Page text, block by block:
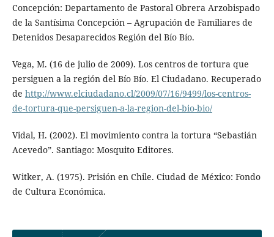
Concepción: Departamento de Pastoral Obrera Arzobispado
de la Santísima Concepción – Agrupación de Familiares de
Detenidos Desaparecidos Región del Bío Bío.
Vega, M. (16 de julio de 2009). Los centros de tortura que
persiguen a la región del Bío Bío. El Ciudadano. Recuperado
de http://www.elciudadano.cl/2009/07/16/9499/los-centros-
de-tortura-que-persiguen-a-la-region-del-bio-bio/
Vidal, H. (2002). El movimiento contra la tortura “Sebastián
Acevedo”. Santiago: Mosquito Editores.
Witker, A. (1975). Prisión en Chile. Ciudad de México: Fondo
de Cultura Económica.